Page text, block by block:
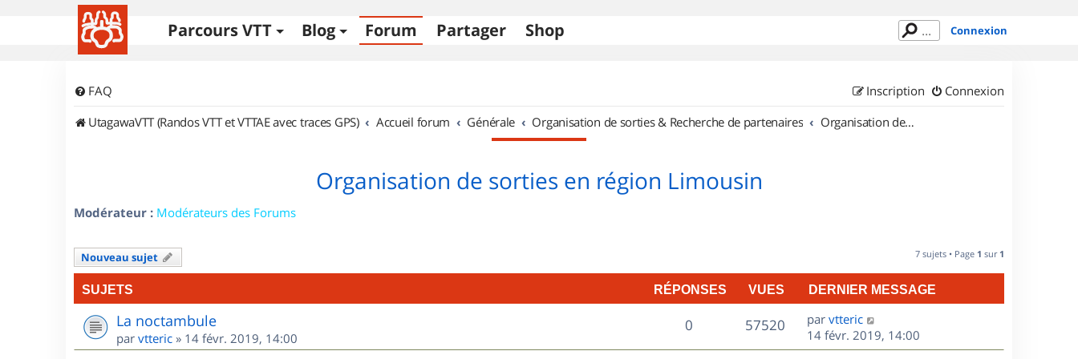
Parcours VTT Blog Forum Partager Shop Connexion
FAQ Connexion
Inscription
UtagawaVTT (Randos VTT et VTTAE avec traces GPS)
Accueil forum Générale Organisation de sorties & Recherche de partenaires Organisation de sorties en région Limousin
Organisation de sorties en région Limousin
Modérateur : Modérateurs des Forums
Nouveau sujet 7 sujets • Page 1 sur 1
SUJETS RÉPONSES VUES DERNIER MESSAGE
La noctambule
par vtteric » 14 févr. 2019, 14:00
0R
é
57520V
u
D
e
r
par vtteric
14 févr. 2019, 14:00